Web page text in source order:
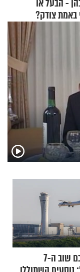
- הבעל או
צודק?
"שיקרה לכם שוב ה-7